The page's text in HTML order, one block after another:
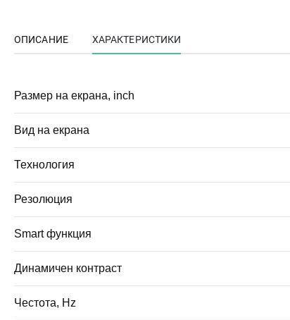
ОПИСАНИЕ ХАРАКТЕРИСТИКИ
Размер на екрана, inch
Вид на екрана
Технология
Резолюция
Smart функция
Динамичен контраст
Честота, Hz